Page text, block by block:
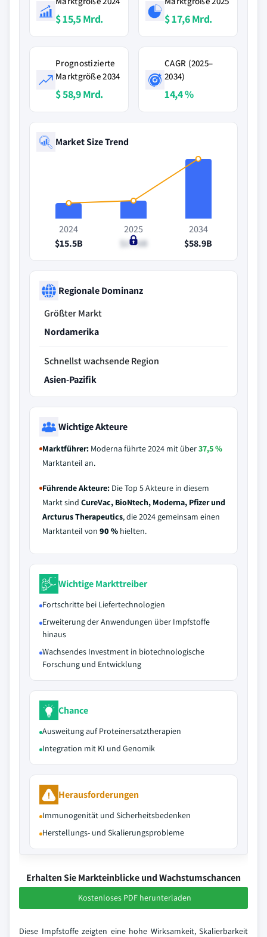
$ 15,5 Mrd. $ 17,6 Mrd.
Prognostizierte
Marktgröße 2034
$ 58,9 Mrd.
CAGR (2025–
2034)
14,4 %
Market Size Trend
2024
$15.5B
2025
$17.6B
2034
$58.9B
Regionale Dominanz
Größter Markt
Nordamerika
Schnellst wachsende Region
Asien-Pazifik
Wichtige Akteure
Marktführer: Moderna führte 2024 mit über37,5 %
Marktanteil an.
Führende Akteure: Die Top 5 Akteure in diesem
Markt sind CureVac, BioNtech, Moderna, Pfizer und
Arcturus Therapeutics, die 2024 gemeinsam einen
Marktanteil von 90 % hielten.
Wichtige Markttreiber
Fortschritte bei Liefertechnologien
Erweiterung der Anwendungen über Impfstoffe
hinaus
Wachsendes Investment in biotechnologische
Forschung und Entwicklung
Chance
Ausweitung auf Proteinersatztherapien
Integration mit KI und Genomik
Herausforderungen
Immunogenität und Sicherheitsbedenken
Herstellungs- und Skalierungsprobleme
Erhalten Sie Markteinblicke und Wachstumschancen
Kostenloses PDF herunterladen
Diese Impfstoffe zeigten eine hohe Wirksamkeit, Skalierbarkeit